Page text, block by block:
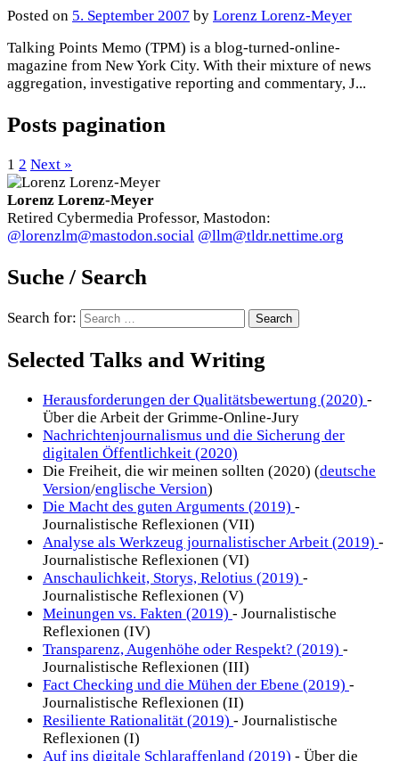
Posted on 5. September 2007 by Lorenz Lorenz-Meyer
Talking Points Memo (TPM) is a blog-turned-online-
magazine from New York City. With their mixture of news
aggregation, investigative reporting and commentary, J...
Posts pagination
1 2 Next »
Lorenz Lorenz-Meyer
Retired Cybermedia Professor, Mastodon:
@lorenzlm@mastodon.social @llm@tldr.nettime.org
Suche / Search
Search for:
Selected Talks and Writing
Herausforderungen der Qualitätsbewertung (2020) -
Über die Arbeit der Grimme-Online-Jury
Nachrichtenjournalismus und die Sicherung der
digitalen Öffentlichkeit (2020)
Die Freiheit, die wir meinen sollten (2020) (deutsche
Version/englische Version)
Die Macht des guten Arguments (2019) -
Journalistische Reflexionen (VII)
Analyse als Werkzeug journalistischer Arbeit (2019) -
Journalistische Reflexionen (VI)
Anschaulichkeit, Storys, Relotius (2019) -
Journalistische Reflexionen (V)
Meinungen vs. Fakten (2019) - Journalistische
Reflexionen (IV)
Transparenz, Augenhöhe oder Respekt? (2019) -
Journalistische Reflexionen (III)
Fact Checking und die Mühen der Ebene (2019) -
Journalistische Reflexionen (II)
Resiliente Rationalität (2019) - Journalistische
Reflexionen (I)
Auf ins digitale Schlaraffenland (2019) - Über die